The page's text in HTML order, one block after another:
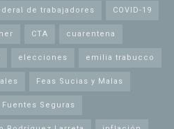
de trabajadores COVID-19
CTA cuarentena
elecciones emilia trabucco
Feas Sucias y Malas
Fuentes Seguras